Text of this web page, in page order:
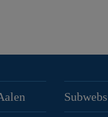
Subwebs